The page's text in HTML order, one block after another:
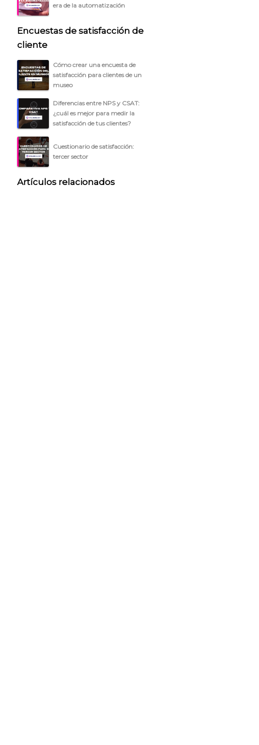
era de la automatización
Encuestas de satisfacción de
cliente
Cómo crear una encuesta de
satisfacción para clientes de un
museo
Diferencias entre NPS y CSAT:
¿cuál es mejor para medir la
satisfacción de tus clientes?
Cuestionario de satisfacción:
tercer sector
Artículos relacionados